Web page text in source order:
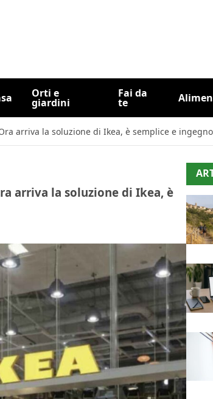
Orti e
giardini
Fai da
te
arriva la soluzione di Ikea, è semplice e
arriva la soluzione di Ikea, è